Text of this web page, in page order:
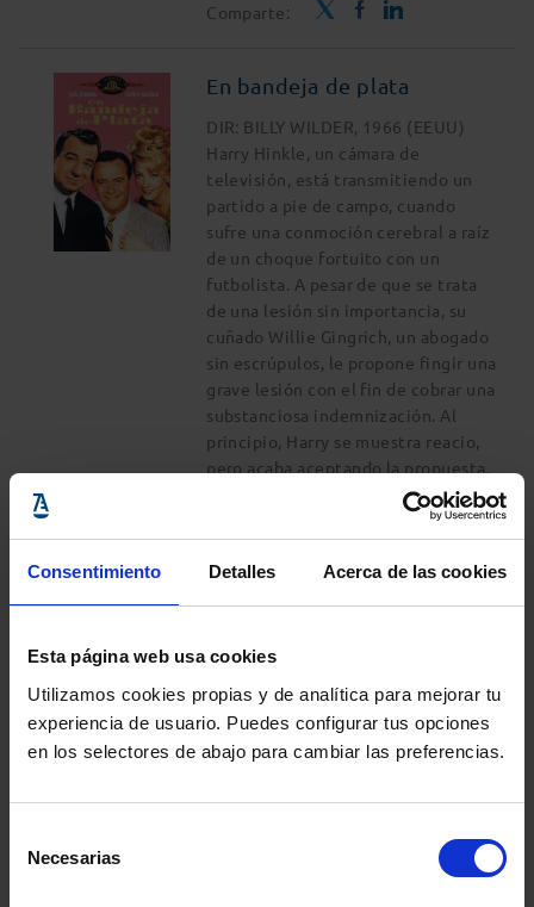
Consentimiento Detalles Acerca de las cookies
Esta página web usa cookies
Utilizamos cookies propias y de analítica para mejorar tu
experiencia de usuario. Puedes configurar tus opciones
en los selectores de abajo para cambiar las preferencias.
Necesarias
Comparte:
En bandeja de plata
DIR: BILLY WILDER, 1966 (EEUU)
Harry Hinkle, un cámara de
televisión, está transmitiendo un
partido a pie de campo, cuando
sufre una conmoción cerebral a raíz
de un choque fortuito con un
futbolista. A pesar de que se trata
de una lesión sin importancia, su
cuñado Willie Gingrich, un abogado
sin escrúpulos, le propone fingir una
grave lesión con el fin de cobrar una
substanciosa indemnización. Al
principio, Harry se muestra reacio,
pero acaba aceptando la propuesta.
Legítima defensa
1997 (US)
recién licenciado en derecho, y un
veterano empleado de despachos
de abogados (Danny DeVito) se
prestigioso bufete que trabaja al
médica de seguros. El caso del que